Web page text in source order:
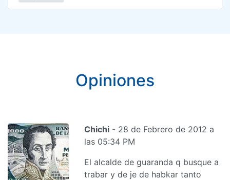
Opiniones
Chichi - 28 de Febrero de 2012 a
las 05:34 PM
El alcalde de guaranda q busque a
trabar y de je de habkar tanto